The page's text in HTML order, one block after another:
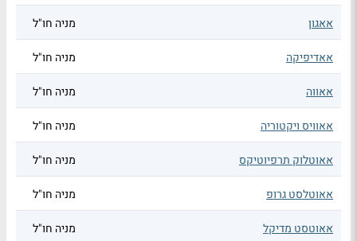
אאגון מניה חו"ל
אאדיפיקה מניה חו"ל
אאווה מניה חו"ל
אאוויס ויקטוריה מניה חו"ל
אאוטלוק תרפיוטיקס מניה חו"ל
אאוטלסט גרופ מניה חו"ל
אאוטסט מדיקל מניה חו"ל